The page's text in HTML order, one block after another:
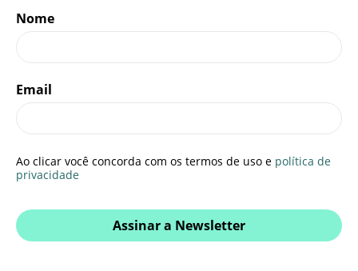
Nome
Email
Ao clicar você concorda com os termos de uso e política de
privacidade
Assinar a Newsletter